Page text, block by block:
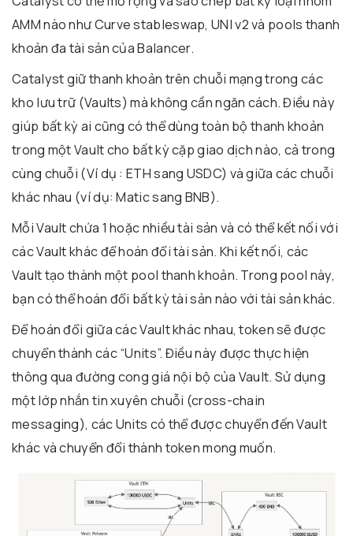
AMM nào như Curve stableswap, UNI v2 và pools thanh
khoản đa tài sản của Balancer.
Catalyst giữ thanh khoản trên chuỗi mạng trong các
kho lưu trữ (Vaults) mà không cần ngăn cách. Điều này
giúp bất kỳ ai cũng có thể dùng toàn bộ thanh khoản
trong một Vault cho bất kỳ cặp giao dịch nào, cả trong
cùng chuỗi (Ví dụ : ETH sang USDC) và giữa các chuỗi
khác nhau (ví dụ: Matic sang BNB).
Mỗi Vault chứa 1 hoặc nhiều tài sản và có thể kết nối với
các Vault khác để hoán đổi tài sản. Khi kết nối, các
Vault tạo thành một pool thanh khoản. Trong pool này,
bạn có thể hoán đổi bất kỳ tài sản nào với tài sản khác.
Để hoán đổi giữa các Vault khác nhau, token sẽ được
chuyển thành các “Units”. Điều này được thực hiện
thông qua đường cong giá nội bộ của Vault. Sử dụng
một lớp nhắn tin xuyên chuỗi (cross-chain
messaging), các Units có thể được chuyển đến Vault
khác và chuyển đổi thành token mong muốn.